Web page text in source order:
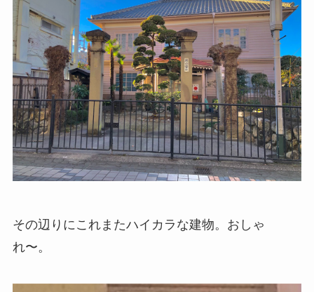
その辺りにこれまたハイカラな建物。おしゃ
れ〜。